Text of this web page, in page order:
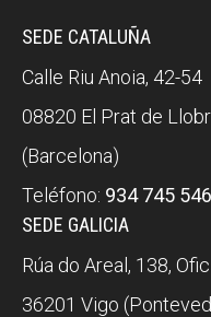
SEDE CATALUÑA
Calle Riu Anoia, 42-54
08820 El Prat de
(Barcelona)
Teléfono: 934 745 546
SEDE GALICIA
Rúa do Areal, 138,
36201 Vigo